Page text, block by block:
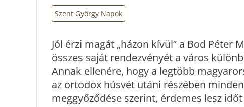
Szent György Napok
Jól érzi magát „házon kívül” a Bod Péter
összes saját rendezvényét a város
Annak ellenére, hogy a legtöbb
az ortodox húsvét utáni részében
meggyőződése szerint, érdemes lesz